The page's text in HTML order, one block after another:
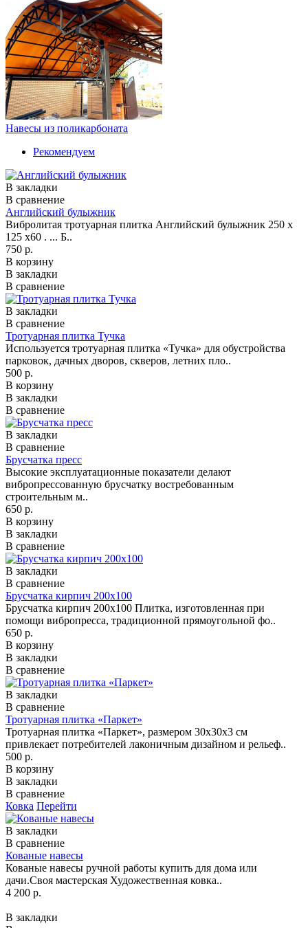
Навесы из поликарбоната
Рекомендуем
В закладки
В сравнение
Английский булыжник
Вибролитая тротуарная плитка Английский булыжник 250 x
125 x60 . ... Б..
750 р.
В корзину
В закладки
В сравнение
В закладки
В сравнение
Тротуарная плитка Тучка
Используется тротуарная плитка «Тучка» для обустройства
парковок, дачных дворов, скверов, летних пло..
500 р.
В корзину
В закладки
В сравнение
В закладки
В сравнение
Брусчатка пресс
Высокие эксплуатационные показатели делают
вибропрессованную брусчатку востребованным
строительным м..
650 р.
В корзину
В закладки
В сравнение
В закладки
В сравнение
Брусчатка кирпич 200x100
Брусчатка кирпич 200x100 Плитка, изготовленная при
помощи вибропресса, традиционной прямоугольной фо..
650 р.
В корзину
В закладки
В сравнение
В закладки
В сравнение
Тротуарная плитка «Паркет»
Тротуарная плитка «Паркет», размером 30х30х3 см
привлекает потребителей лаконичным дизайном и рельеф..
500 р.
В корзину
В закладки
В сравнение
Ковка Перейти
В закладки
В сравнение
Кованые навесы
Кованые навесы ручной работы купить для дома или
дачи.Своя мастерская Художественная ковка..
4 200 р.
В закладки